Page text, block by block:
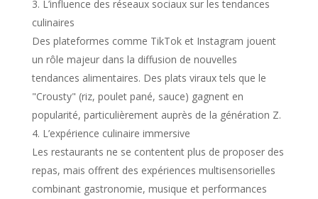
L’influence des réseaux sociaux sur les tendances
culinaires
Des plateformes comme TikTok et Instagram jouent
un rôle majeur dans la diffusion de nouvelles
tendances alimentaires. Des plats viraux tels que le
"Crousty" (riz, poulet pané, sauce) gagnent en
popularité, particulièrement auprès de la génération Z.
L’expérience culinaire immersive
Les restaurants ne se contentent plus de proposer des
repas, mais offrent des expériences multisensorielles
combinant gastronomie, musique et performances